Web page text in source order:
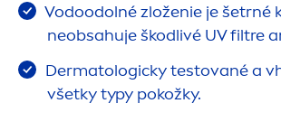
Vodoodolné zloženie je šetrné
neobsahuje škodlivé UV filtre
Dermatologicky testované a
všetky typy pokožky.